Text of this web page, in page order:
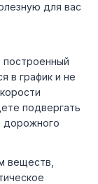
для вас
в график и не
подвергать
дорожного
веществ,